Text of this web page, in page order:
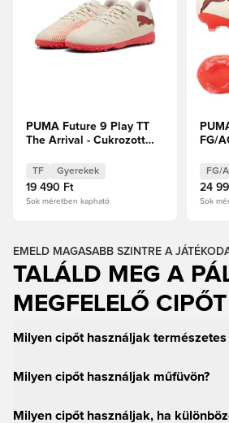
PUMA Future 9 Play TT
The Arrival - Cukrozott
Fehér/Ultra Red/PUMA
Fekete Gyerek
TF Gyerekek
19 490 Ft
Sok méretben kapható
FG/
FG/
24
Sok
EMELD MAGASABB SZINTRE A
TALÁLD MEG A
MEGFELELŐ CIPŐT
Milyen cipőt használjak természetes
Milyen cipőt használjak műfüvön?
Milyen cipőt használjak, ha